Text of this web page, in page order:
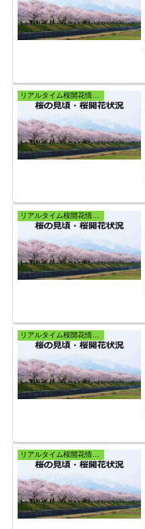
リアルタイム桜開花情報・よく当たる桜満開予想
リアルタイム桜開花情報・よく当たる桜満開予想